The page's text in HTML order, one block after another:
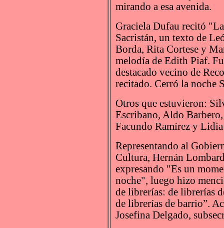
mirando a esa avenida.
Graciela Dufau recitó
Sacristán, un texto de
Borda, Rita Cortese y
melodía de Edith Piaf.
destacado vecino de
recitado. Cerró la noche
Otros que estuvieron:
Escribano, Aldo
Facundo Ramírez y
Representando al
Cultura, Hernán
expresando "Es un
noche", luego hizo
de librerías: de librerías
de librerías de barrio”.
Josefina Delgado,